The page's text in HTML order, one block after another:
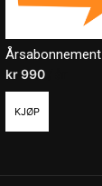
Årsabonnement
kr990
KJØP